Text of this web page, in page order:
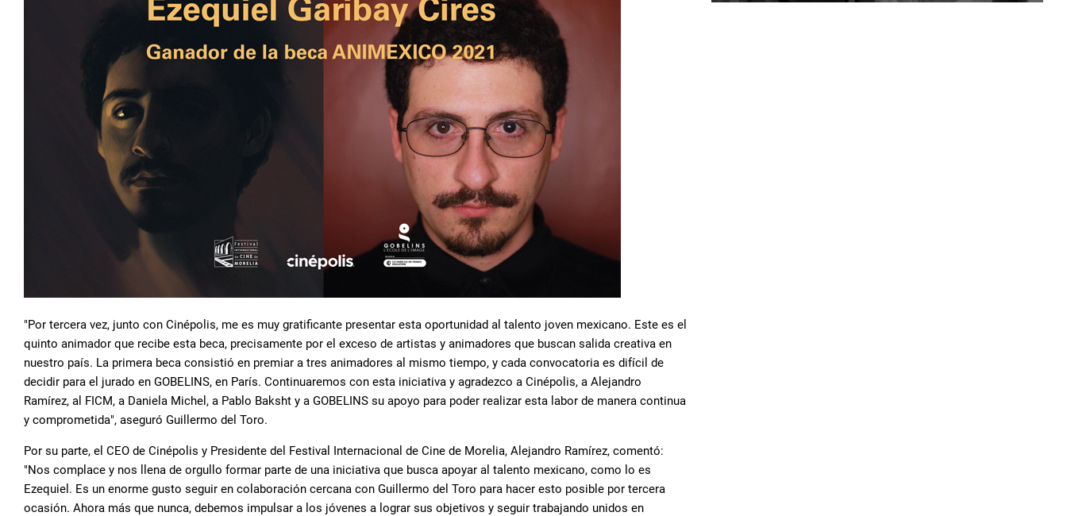
"Por tercera vez, junto con Cinépolis, me es muy gratificante presentar esta oportunidad al talento joven mexicano. Este es el
quinto animador que recibe esta beca, precisamente por el exceso de artistas y animadores que buscan salida creativa en
nuestro país. La primera beca consistió en premiar a tres animadores al mismo tiempo, y cada convocatoria es difícil de
decidir para el jurado en GOBELINS, en París. Continuaremos con esta iniciativa y agradezco a Cinépolis, a Alejandro
Ramírez, al FICM, a Daniela Michel, a Pablo Baksht y a GOBELINS su apoyo para poder realizar esta labor de manera continua
y comprometida", aseguró Guillermo del Toro.
Por su parte, el CEO de Cinépolis y Presidente del Festival Internacional de Cine de Morelia, Alejandro Ramírez, comentó:
"Nos complace y nos llena de orgullo formar parte de una iniciativa que busca apoyar al talento mexicano, como lo es
Ezequiel. Es un enorme gusto seguir en colaboración cercana con Guillermo del Toro para hacer esto posible por tercera
ocasión. Ahora más que nunca, debemos impulsar a los jóvenes a lograr sus objetivos y seguir trabajando unidos en